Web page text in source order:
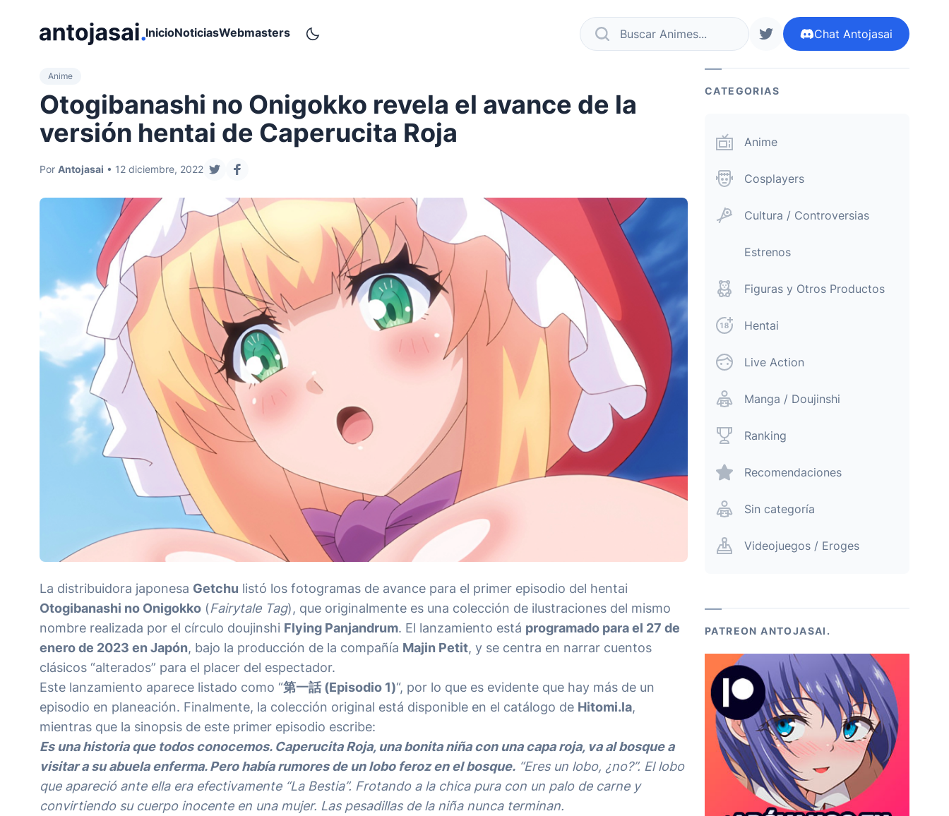
buscar ahora
InicioNoticiasWebmasters
siguenos en twitter
Chat Antojasai
modo oscuro
Anime
Otogibanashi no Onigokko revela el avance de la
versión hentai de Caperucita Roja
Por Antojasai • 12 diciembre, 2022
compartir en twitter
compartir en facebook
La distribuidora japonesa Getchu listó los fotogramas de avance para el primer episodio del hentai
Otogibanashi no Onigokko (Fairytale Tag), que originalmente es una colección de ilustraciones del mismo
nombre realizada por el círculo doujinshi Flying Panjandrum. El lanzamiento está programado para el 27 de
enero de 2023 en Japón, bajo la producción de la compañía Majin Petit, y se centra en narrar cuentos
clásicos “alterados” para el placer del espectador.
Este lanzamiento aparece listado como “第一話 (Episodio 1)“, por lo que es evidente que hay más de un
episodio en planeación. Finalmente, la colección original está disponible en el catálogo de Hitomi.la,
mientras que la sinopsis de este primer episodio escribe:
Es una historia que todos conocemos. Caperucita Roja, una bonita niña con una capa roja, va al bosque a
visitar a su abuela enferma. Pero había rumores de un lobo feroz en el bosque. “Eres un lobo, ¿no?”. El lobo
que apareció ante ella era efectivamente “La Bestia”. Frotando a la chica pura con un palo de carne y
convirtiendo su cuerpo inocente en una mujer. Las pesadillas de la niña nunca terminan.
CATEGORIAS
Anime
Cosplayers
Cultura / Controversias
Estrenos
Figuras y Otros Productos
Hentai
Live Action
Manga / Doujinshi
Ranking
Recomendaciones
Sin categoría
Videojuegos / Eroges
PATREON ANTOJASAI.